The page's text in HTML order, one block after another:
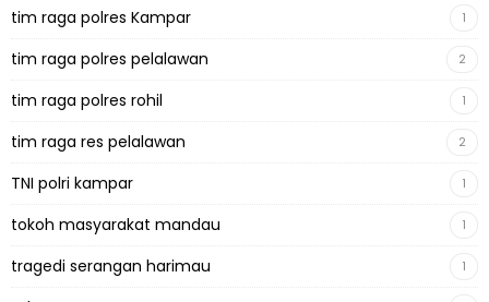
tim raga polres Kampar 1
tim raga polres pelalawan 2
tim raga polres rohil 1
tim raga res pelalawan 2
TNI polri kampar 1
tokoh masyarakat mandau 1
tragedi serangan harimau 1